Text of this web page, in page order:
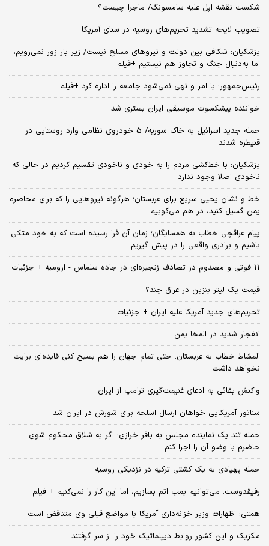
شکست نقشه اپل علیه سامسونگ/ ماجرا چیست؟
تصویب لایحه تشدید تحریم‌های روسیه در سنای آمریکا
پزشکیان: شکافی بین دولت و نیروهای مسلح نیست/ زیر بار زور نمی‌رویم،
اما به‌دنبال جنگ و تجاوز هم نیستیم +فیلم
رئیس‌جمهور: با امر و نهی نمی‌شود جامعه را اداره کرد +فیلم
خواننده پیشکسوت موسیقی ایران بستری شد
حمله جدید اسرائیل به خاک سوریه/ 5 خودروی نظامی وارد روستایی در
قنیطره شدند
پزشکیان: با خط‌کشی مردم را به خودی و ناخودی تقسیم کردیم در حالی که
ناخودی اصلا وجود ندارد
خط و نشان یحیی سریع برای عربستان؛ هرگونه نیروهایی را که برای محاصره
یمن گسیل کنید، در هم می‌کوبیم
پیام عراقچی خطاب به همسایگان؛ زمان آن فرا رسیده است که به خود متکی
باشیم و برادری واقعی را در پیش گیریم
11 فوتی و مصدوم در تصادف زنجیره‌ای در جاده سلماس - ارومیه + جزئیات
قیمت یک لیتر بنزین در عراق چند؟
تحریم‌های جدید آمریکا علیه ایران + جزئیات
انفجار شدید در المخا یمن
المشاط خطاب به عربستان: حتی تمام جهان را هم بسیج کنی فایده‌ای برایت
نخواهد داشت
واکنش بقائی به ادعای غنیمت‌گیری ترامپ از ایران
سناتور آمریکایی خواهان ارسال اسلحه برای شورش در ایران شد
حمله تند یک نماینده مجلس به باقر خرازی: اگر به شلاق محکوم شوی
حاضرم با وضو آن را اجرا کنم
حمله پهپادی به یک کشتی ترکیه در نزدیکی روسیه
رفیقدوست: می‌توانیم بمب اتم بسازیم، اما این کار را نمی‌کنیم + فیلم
همتی: اظهارات وزیر خزانه‌داری آمریکا با مواضع قبلی وی متناقض است
مکزیک و این کشور روابط دیپلماتیک خود را از سر گرفتند